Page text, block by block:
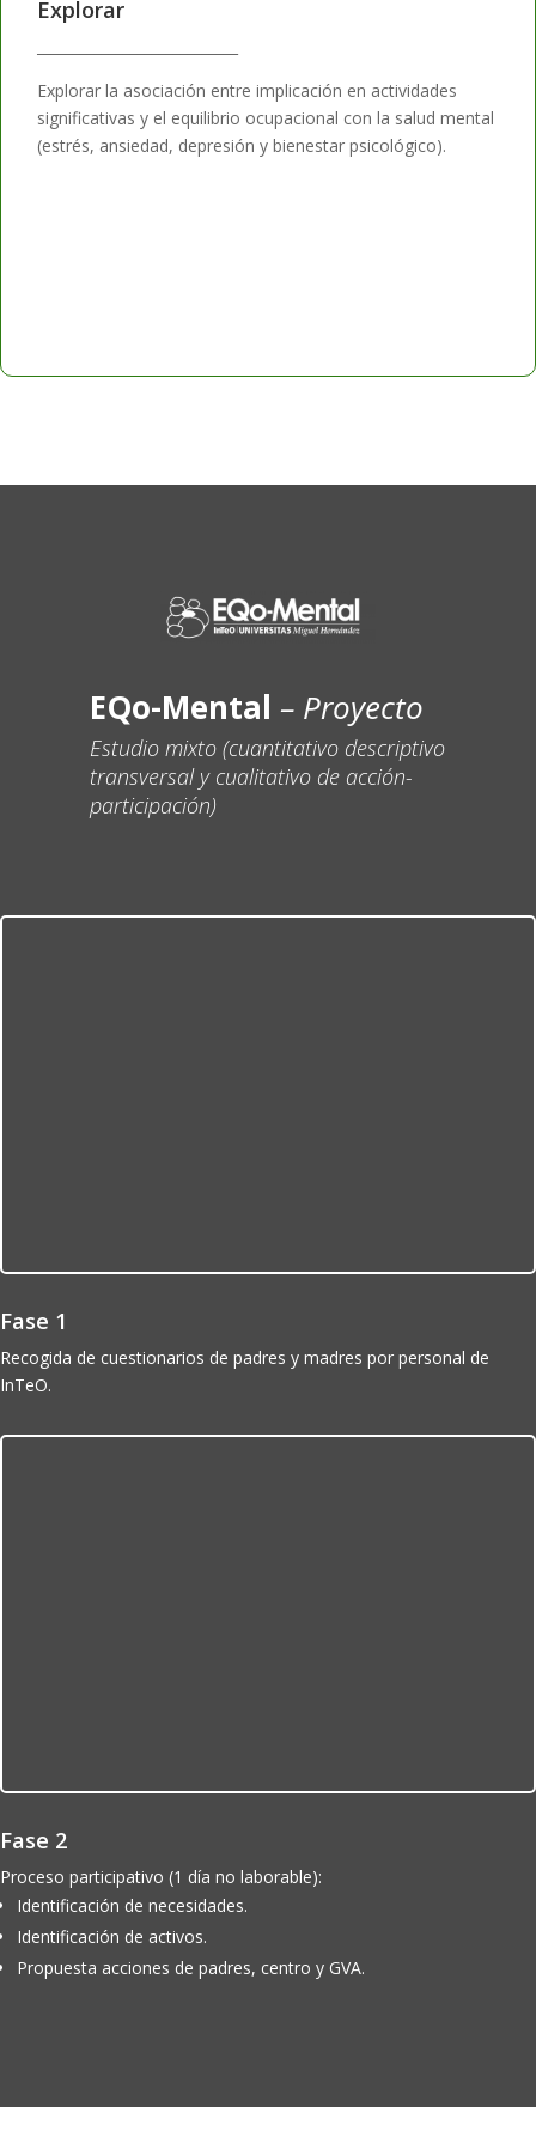
Explorar
Explorar la asociación entre implicación en actividades
significativas y el equilibrio ocupacional con la salud mental
(estrés, ansiedad, depresión y bienestar psicológico).
EQo-Mental – Proyecto
Estudio mixto (cuantitativo descriptivo
transversal y cualitativo de acción-
participación)
Fase 1
Recogida de cuestionarios de padres y madres por personal de
InTeO.
Fase 2
Proceso participativo (1 día no laborable):
Identificación de necesidades.
Identificación de activos.
Propuesta acciones de padres, centro y GVA.